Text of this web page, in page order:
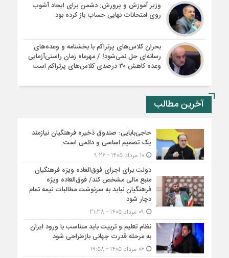
وزیر آموزش و پرورش: دشمن برای ایجاد آشوب
روی امتحانات نهایی حساب باز کرده بود
بحران کلاس‌های پرتراکم با بخشنامه و وعده‌های
رسانه‌ای حل نمی‌شود! / مهرماه زمان راستی‌آزمایی
وعده کاهش ۳۰ درصدی کلاس‌های پرتراکم است
آخرین مطالب
حاجی‌بابایی: صندوق ذخیره فرهنگیان نیازمند
یک تصمیم اساسی و دائمی است
10 مرداد 1405 - 9:26
دولت برای اجرای فوق‌العاده ویژه فرهنگیان
منبع مالی مشخص کند/ فوق‌العاده ویژه
فرهنگیان نباید به سرنوشت مطالبات نیمه‌ تمام
دچار شود
نظام تعلیم و تربیت باید متناسب با ورود ایران
به مرحله قدرت جهانی بازطراحی شود
06 مرداد 1405 - 19:58